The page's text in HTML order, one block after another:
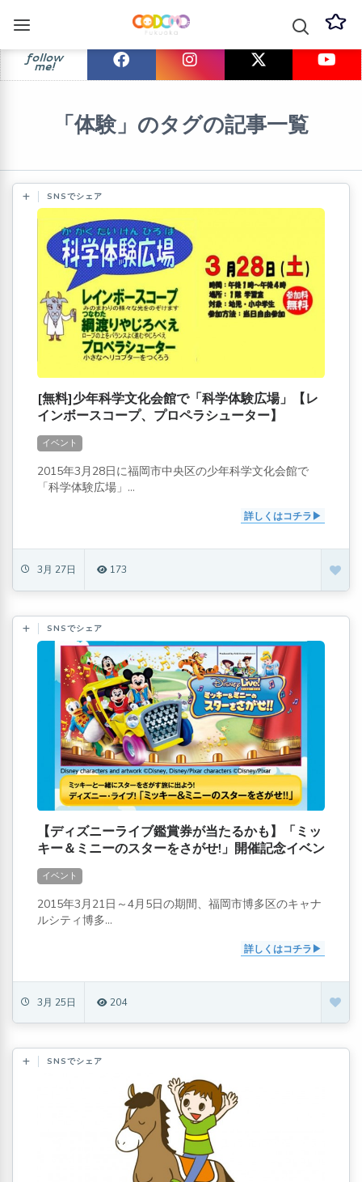
follow
me!
「体験」のタグの記事一覧
SNSでシェア
[無料]少年科学文化会館で「科学体験広場」【レ
インボースコープ、プロペラシューター】
イベント
2015年3月28日に福岡市中央区の少年科学文化会館で
「科学体験広場」...
詳しくはコチラ
3月 27日 173
SNSでシェア
【ディズニーライブ鑑賞券が当たるかも】「ミッ
キー＆ミニーのスターをさがせ!」開催記念イベン
ト
イベント
2015年3月21日～4月5日の期間、福岡市博多区のキャナ
ルシティ博多...
詳しくはコチラ
3月 25日 204
SNSでシェア